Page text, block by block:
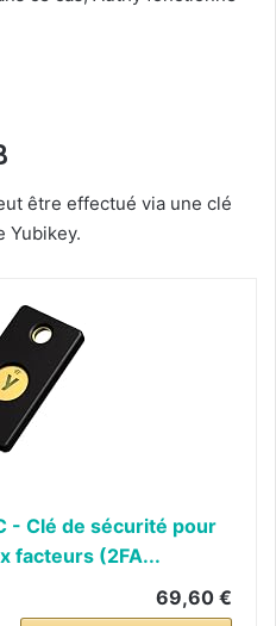
être effectué via une clé
Yubikey.
- Clé de sécurité pour
facteurs (2FA...
69,60 €